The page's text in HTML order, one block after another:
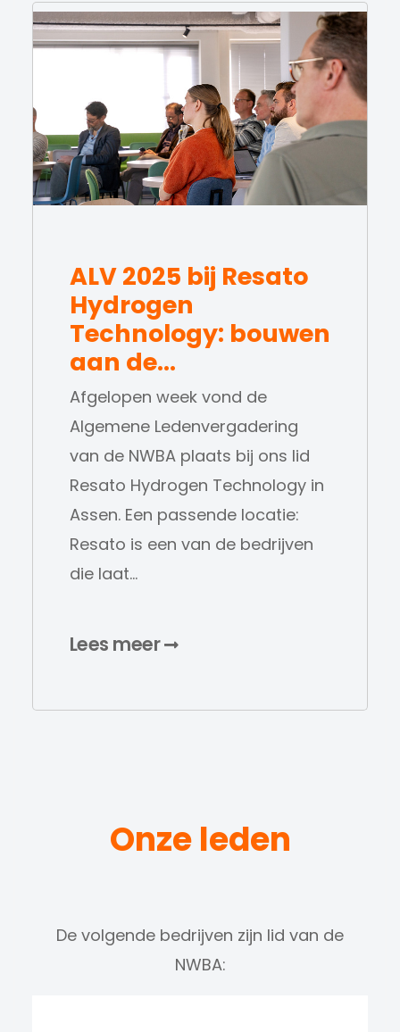
ALV 2025 bij Resato
Hydrogen
Technology: bouwen
aan de…
Afgelopen week vond de
Algemene Ledenvergadering
van de NWBA plaats bij ons lid
Resato Hydrogen Technology in
Assen. Een passende locatie:
Resato is een van de bedrijven
die laat…
Lees meer
Onze leden
De volgende bedrijven zijn lid van de
NWBA: